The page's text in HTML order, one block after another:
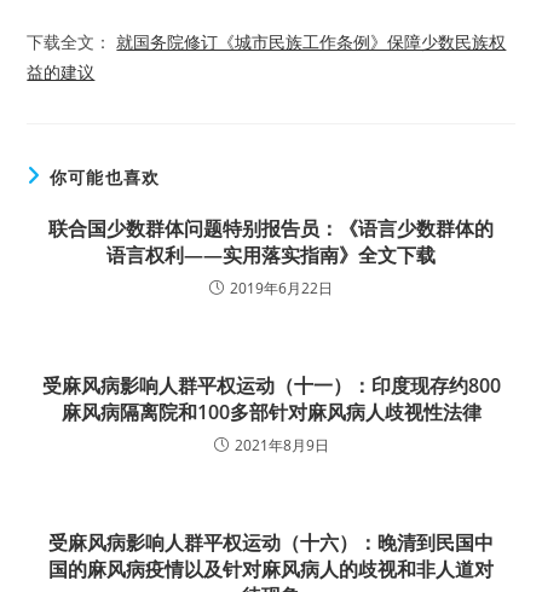
下载全文：就国务院修订《城市民族工作条例》保障少数民族权
益的建议
你可能也喜欢
联合国少数群体问题特别报告员：《语言少数群体的
语言权利——实用落实指南》全文下载
2019年6月22日
受麻风病影响人群平权运动（十一）：印度现存约800
麻风病隔离院和100多部针对麻风病人歧视性法律
2021年8月9日
受麻风病影响人群平权运动（十六）：晚清到民国中
国的麻风病疫情以及针对麻风病人的歧视和非人道对